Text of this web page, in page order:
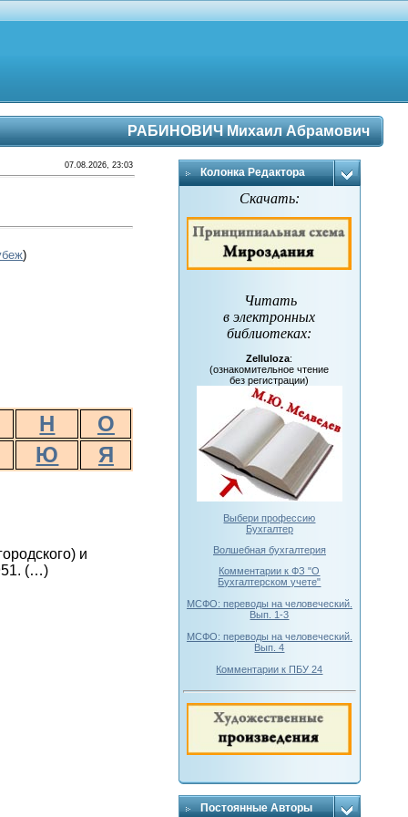
РАБИНОВИЧ Михаил Абрамович
07.08.2026, 23:03
)
Н
О
Ю Я
и
(…)
Колонка Редактора
Скачать:
Читать
в электронных
библиотеках:
Zelluloza:
(ознакомительное чтение
без регистрации)
Выбери профессию
Бухгалтер
Волшебная бухгалтерия
Комментарии к ФЗ "О
Бухгалтерском учете"
МСФО: переводы на человеческий.
Вып. 1-3
МСФО: переводы на человеческий.
Вып. 4
Комментарии к ПБУ 24
Постоянные Авторы